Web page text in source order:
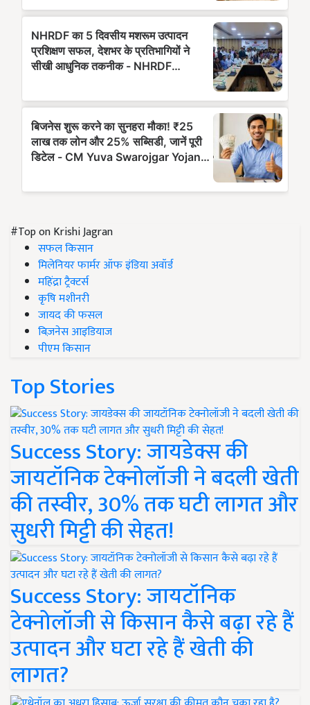
#Top on Krishi Jagran
सफल किसान
मिलेनियर फार्मर ऑफ इंडिया अवॉर्ड
महिंद्रा ट्रैक्टर्स
कृषि मशीनरी
जायद की फसल
बिज़नेस आइडियाज
पीएम किसान
Top Stories
Success Story: जायडेक्स की
जायटॉनिक टेक्नोलॉजी ने बदली खेती
की तस्वीर, 30% तक घटी लागत और
सुधरी मिट्टी की सेहत!
Success Story: जायटॉनिक
टेक्नोलॉजी से किसान कैसे बढ़ा रहे हैं
उत्पादन और घटा रहे हैं खेती की
लागत?